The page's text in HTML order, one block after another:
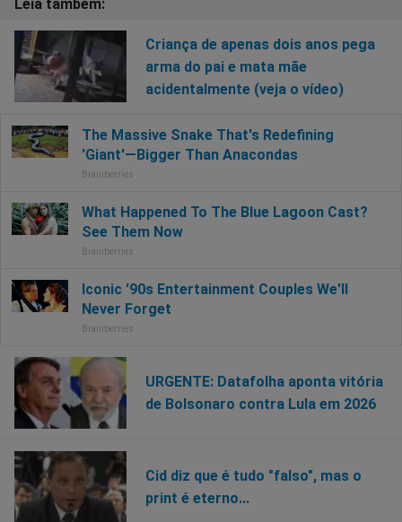
Criança de apenas dois anos pega
arma do pai e mata mãe
acidentalmente (veja o vídeo)
URGENTE: Datafolha aponta vitória
de Bolsonaro contra Lula em 2026
Cid diz que é tudo "falso", mas o
print é eterno...